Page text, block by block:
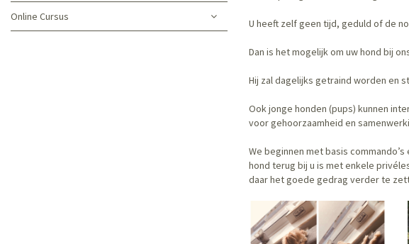
Online Cursus
U heeft zelf geen tijd, geduld of de
Dan is het mogelijk om uw hond bij
Hij zal dagelijks getraind worden en
Ook jonge honden (pups) kunnen
voor gehoorzaamheid en
We beginnen met basis
hond terug bij u is met enkele
daar het goede gedrag verder te